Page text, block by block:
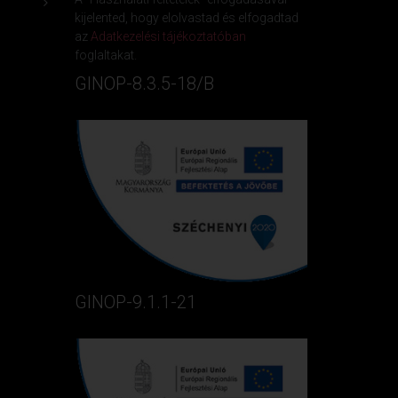
kijelented, hogy elolvastad és elfogadtad
az Adatkezelési tájékoztatóban
foglaltakat.
GINOP-8.3.5-18/B
GINOP-9.1.1-21